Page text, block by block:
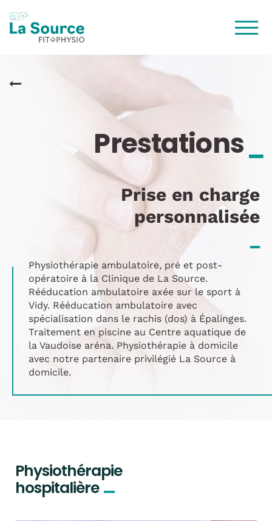
au
contenu
principal
Prestations
Prise en charge
personnalisée
Physiothérapie ambulatoire, pré et post-
opératoire à la Clinique de La Source.
Rééducation ambulatoire axée sur le sport à
Vidy. Rééducation ambulatoire avec
spécialisation dans le rachis (dos) à Épalinges.
Traitement en piscine au Centre aquatique de
la Vaudoise aréna. Physiothérapie à domicile
avec notre partenaire privilégié La Source à
domicile.
Physiothérapie
hospitalière_